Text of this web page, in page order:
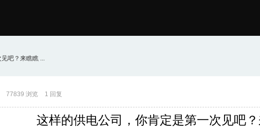
吧？来瞧瞧 ...
77839 浏览 1 回复
这样的供电公司，你肯定是第一次见吧